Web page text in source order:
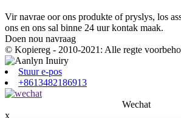
Vir navrae oor ons produkte of pryslys, los
ons en ons sal binne 24 uur kontak maak.
Doen nou navraag
© Kopiereg - 2010-2021: Alle regte
Stuur e-pos
+8613482186913
Wechat
x